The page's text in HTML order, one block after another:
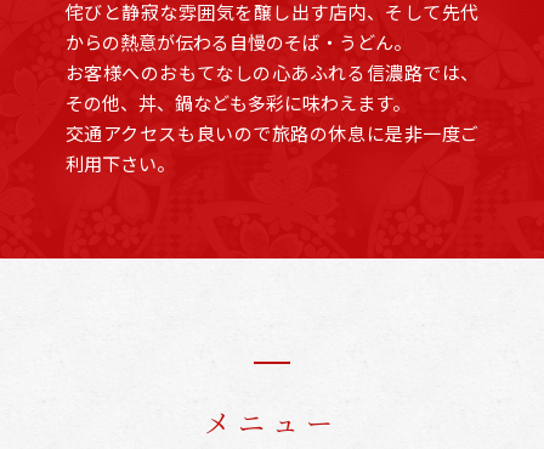
侘びと静寂な雰囲気を醸し出す店内、そして先代
からの熱意が伝わる自慢のそば・うどん。
お客様へのおもてなしの心あふれる信濃路では、
その他、丼、鍋なども多彩に味わえます。
交通アクセスも良いので旅路の休息に是非一度ご
利用下さい。
メニュー